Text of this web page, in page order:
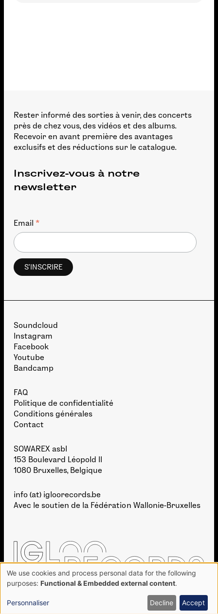
Rester informé des sorties à venir, des concerts
près de chez vous, des vidéos et des albums.
Recevoir en avant première des avantages
exclusifs et des réductions sur le catalogue.
Inscrivez-vous à notre
newsletter
Email *
Soundcloud
Instagram
Facebook
Youtube
Bandcamp
FAQ
Politique de confidentialité
Conditions générales
Contact
SOWAREX asbl
153 Boulevard Léopold II
1080 Bruxelles, Belgique
info (at) igloorecords.be
Avec le soutien de la Fédération Wallonie-Bruxelles
DÉVELOPPEMENT : TAKE SHAPE STUDIO
Use
of
personal
data
We use cookies and process personal data for the following
purposes: Functional & Embedded external content.
Personnaliser Decline Accept